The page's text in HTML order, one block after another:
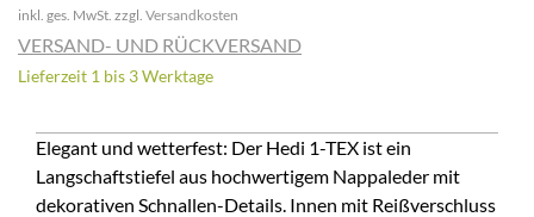
inkl. ges. MwSt. zzgl. Versandkosten
VERSAND- UND RÜCKVERSAND
Lieferzeit 1 bis 3 Werktage
Elegant und wetterfest: Der Hedi 1-TEX ist ein
Langschaftstiefel aus hochwertigem Nappaleder mit
dekorativen Schnallen-Details. Innen mit Reißverschluss